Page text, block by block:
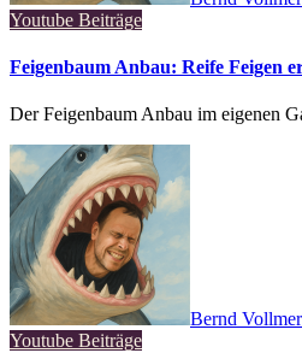
Youtube Beiträge
Feigenbaum Anbau: Reife Feigen
Der Feigenbaum Anbau im eigenen
Bernd Vollmer
Youtube Beiträge